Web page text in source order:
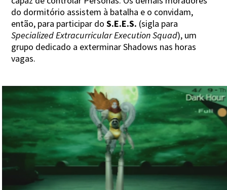
do dormitório assistem à batalha e o convidam,
então, para participar doS.E.E.S. (sigla para
Specialized Extracurricular Execution Squad), um
grupo dedicado a exterminar Shadows nas horas
vagas.